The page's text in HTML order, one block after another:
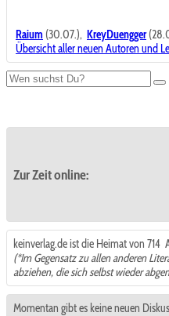
Raium (30.07.), KreyDuengger
Übersicht aller neuen Autoren und
Zur Zeit online:
keinverlag.de ist die Heimat von 714
(*Im Gegensatz zu allen anderen
abziehen, die sich selbst wieder
Momentan gibt es keine neuen